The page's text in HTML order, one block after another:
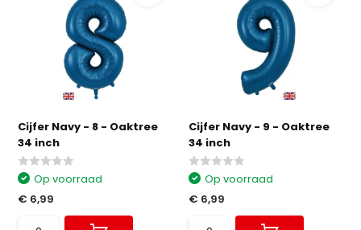
Cijfer Navy - 8 - Oaktree
34 inch
Op voorraad
€ 6,99
Cijfer Navy - 9 - Oaktree
34 inch
Op voorraad
€ 6,99